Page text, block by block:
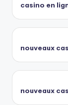
casino en
nouveaux
nouveaux